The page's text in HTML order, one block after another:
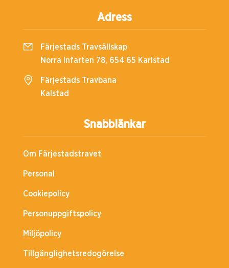
Snabblänkar
Om Färjestadstravet
Personal
Cookiepolicy
Personuppgiftspolicy
Miljöpolicy
Tillgänglighetsredogörelse
Adress
Färjestads Travsällskap
Norra Infarten 78, 654 65 Karlstad
Färjestads Travbana
Kalstad